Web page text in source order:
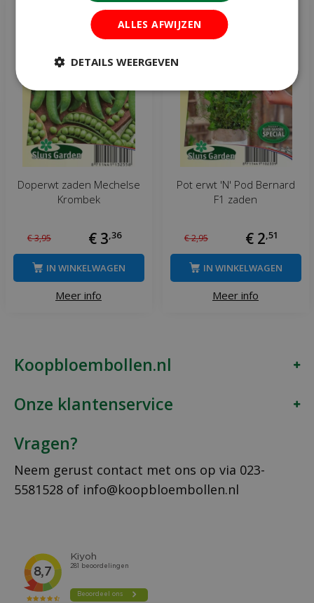
Doperwt zaden Mechelse
Krombek
€3,95 € 3 36
Meer info
IN WINKELWAGEN
Pot erwt 'N' Pod Bernard
F1 zaden
€2,95 € 2 51
Meer info
IN WINKELWAGEN
Koopbloembollen.nl
Onze klantenservice
Vragen?
Neem gerust contact met ons op via 023-
5581528 of info@koopbloembollen.nl
ALLES AFWIJZEN
DETAILS WEERGEVEN